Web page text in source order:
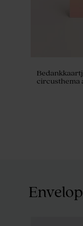
circusthema